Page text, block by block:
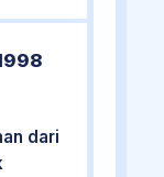
dari